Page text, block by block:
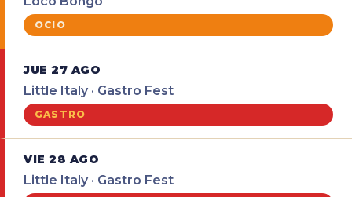
OCIO
JUE 27 AGO
Little Italy · Gastro Fest
GASTRO
VIE 28 AGO
Little Italy · Gastro Fest